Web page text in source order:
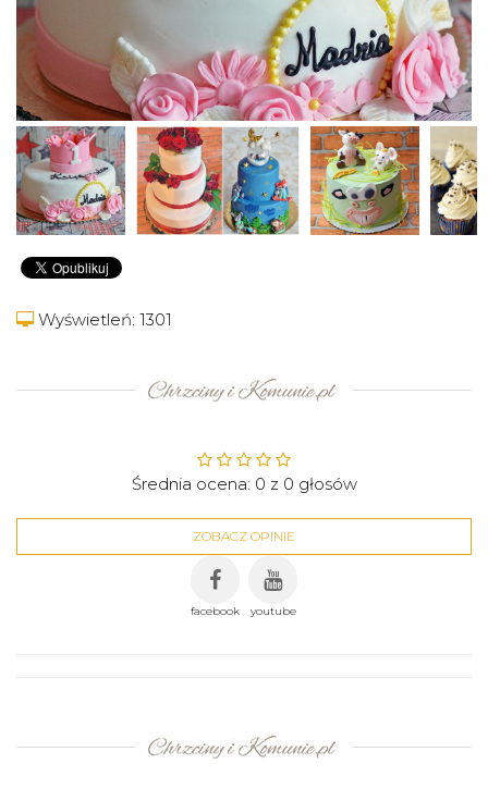
Wyświetleń: 1301
Średnia ocena: 0 z 0 głosów
ZOBACZ OPINIE
facebook youtube